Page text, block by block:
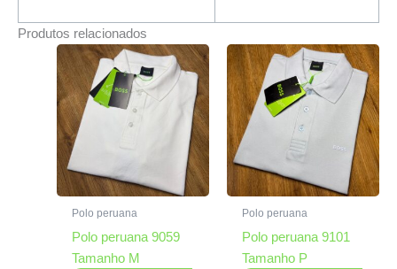
Produtos relacionados
Polo peruana
Polo peruana 9059
Tamanho M
Polo peruana
Polo peruana 9101
Tamanho P